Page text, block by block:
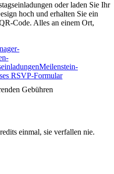
oder laden Sie Ihr
hoch und erhalten Sie ein
Code. Alles an einem Ort,
Meilenstein-
RSVP-Formular
Gebühren
einmal, sie verfallen nie.